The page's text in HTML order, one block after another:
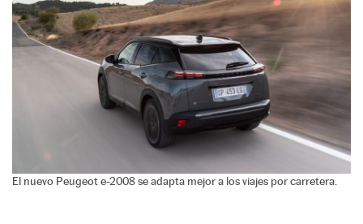
El nuevo Peugeot e-2008 se adapta mejor a los viajes por carretera.